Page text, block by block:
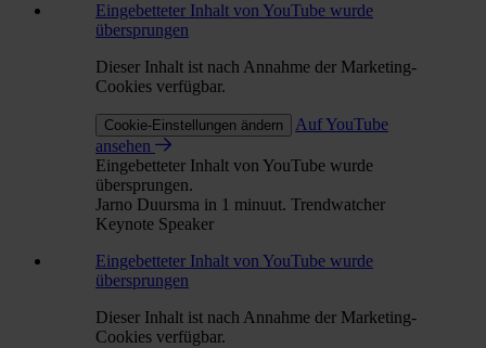
Eingebetteter Inhalt von YouTube wurde
übersprungen
Dieser Inhalt ist nach Annahme der Marketing-
Cookies verfügbar.
Cookie-Einstellungen ändern
Auf YouTube
ansehen
Eingebetteter Inhalt von YouTube wurde
übersprungen.
Jarno Duursma in 1 minuut. Trendwatcher
Keynote Speaker
Eingebetteter Inhalt von YouTube wurde
übersprungen
Dieser Inhalt ist nach Annahme der Marketing-
Cookies verfügbar.